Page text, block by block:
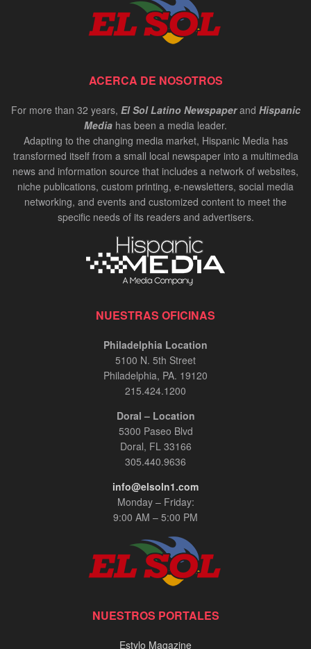
ACERCA DE NOSOTROS
For more than 32 years, El Sol Latino Newspaperand Hispanic
Media has been a media leader.
Adapting to the changing media market, Hispanic Media has
transformed itself from a small local newspaper into a multimedia
news and information source that includes a network of websites,
niche publications, custom printing, e-newsletters, social media
networking, and events and customized content to meet the
specific needs of its readers and advertisers.
NUESTRAS OFICINAS
Philadelphia Location
5100 N. 5th Street
Philadelphia, PA. 19120
215.424.1200
Doral – Location
5300 Paseo Blvd
Doral, FL 33166
305.440.9636
info@elsoln1.com
Monday – Friday:
9:00 AM – 5:00 PM
NUESTROS PORTALES
Estylo Magazine